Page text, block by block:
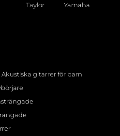
Taylor
Yamaha
Akustiska gitarrer för barn